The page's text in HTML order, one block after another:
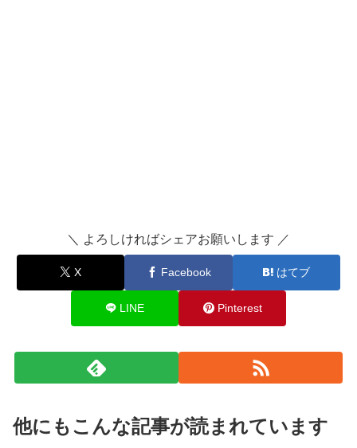
＼ よろしければシェアお願いします ／
X Facebook はてブ
LINE Pinterest
他にもこんな記事が読まれています